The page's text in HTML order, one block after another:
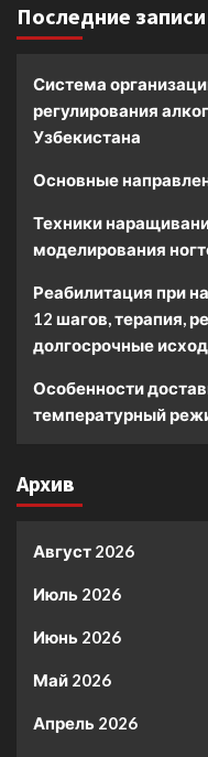
Последние записи
Система
регулирования
Узбекистана
Основные
Техники
моделирования
Реабилитация при
12 шагов, терапия,
долгосрочные
Особенности
температурный
Архив
Август 2026
Июль 2026
Июнь 2026
Май 2026
Апрель 2026